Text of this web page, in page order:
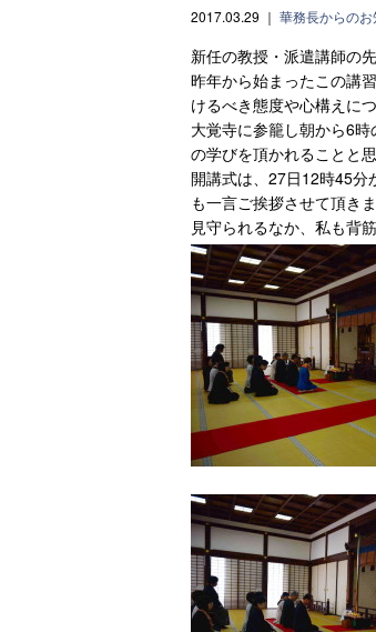
2017.03.29 ｜ 華務長からの
新任の教授・派遣講師の
昨年から始まったこの講
けるべき態度や心構えに
大覚寺に参籠し朝から6
の学びを頂かれることと思
開講式は、27日12時45分
も一言ご挨拶させて頂き
見守られるなか、私も背